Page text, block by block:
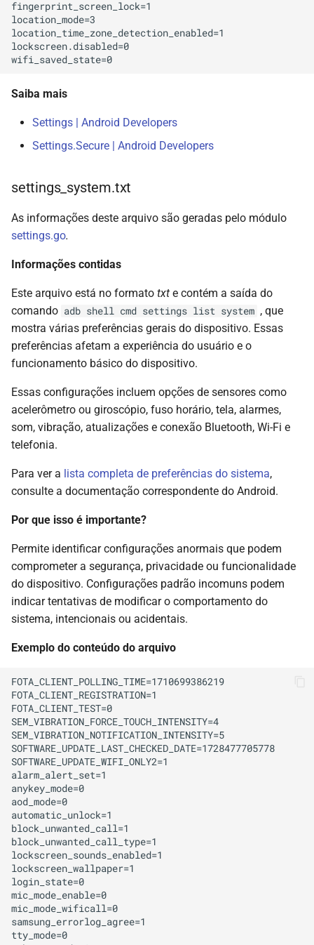
fingerprint_screen_lock=1
location_mode=3
location_time_zone_detection_enabled=1
lockscreen.disabled=0
Saiba mais
Settings | Android Developers
Settings.Secure | Android Developers
settings_system.txt
As informações deste arquivo são geradas pelo módulo
settings.go.
Informações contidas
Este arquivo está no formato txt e contém a saída do
comando adb shell cmd settings list system , que
mostra várias preferências gerais do dispositivo. Essas
preferências afetam a experiência do usuário e o
funcionamento básico do dispositivo.
Essas configurações incluem opções de sensores como
acelerômetro ou giroscópio, fuso horário, tela, alarmes,
som, vibração, atualizações e conexão Bluetooth, Wi-Fi e
telefonia.
Para ver a lista completa de preferências do sistema,
consulte a documentação correspondente do Android.
Por que isso é importante?
Permite identificar configurações anormais que podem
comprometer a segurança, privacidade ou funcionalidade
do dispositivo. Configurações padrão incomuns podem
indicar tentativas de modificar o comportamento do
sistema, intencionais ou acidentais.
Exemplo do conteúdo do arquivo
FOTA_CLIENT_POLLING_TIME=1710699386219
FOTA_CLIENT_REGISTRATION=1
FOTA_CLIENT_TEST=0
SEM_VIBRATION_FORCE_TOUCH_INTENSITY=4
SEM_VIBRATION_NOTIFICATION_INTENSITY=5
SOFTWARE_UPDATE_LAST_CHECKED_DATE=1728477705778
SOFTWARE_UPDATE_WIFI_ONLY2=1
alarm_alert_set=1
anykey_mode=0
aod_mode=0
automatic_unlock=1
block_unwanted_call=1
block_unwanted_call_type=1
lockscreen_sounds_enabled=1
lockscreen_wallpaper=1
login_state=0
mic_mode_enable=0
mic_mode_wificall=0
samsung_errorlog_agree=1
tty_mode=0